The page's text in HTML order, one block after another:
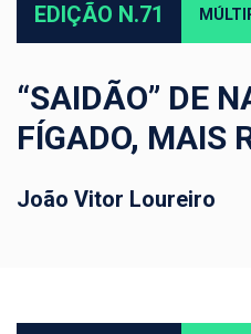
EDIÇÃO N.71
“SAIDÃO” DE
FÍGADO, MAIS
João Vitor Loureiro